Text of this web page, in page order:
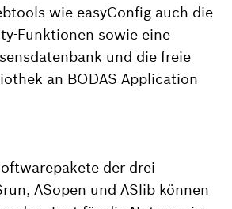
wie easyConfig auch die
Funktionen sowie eine
und die freie
an BODAS Application
der drei
ASopen und ASlib können